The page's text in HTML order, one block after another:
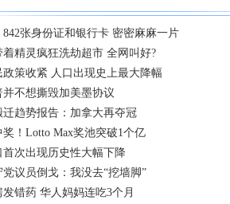
张身份证和银行卡 密密麻麻一片
精灵疯狂洗劫超市 全网叫好?
政策收紧 人口出现史上最大降幅
并不想撕毁加美墨协议
迁趋势报告：加拿大再夺冠
！Lotto Max奖池突破1个亿
首次出现历史性大幅下降
议员倒戈：我没去“挖墙脚”
错药 华人妈妈连吃3个月